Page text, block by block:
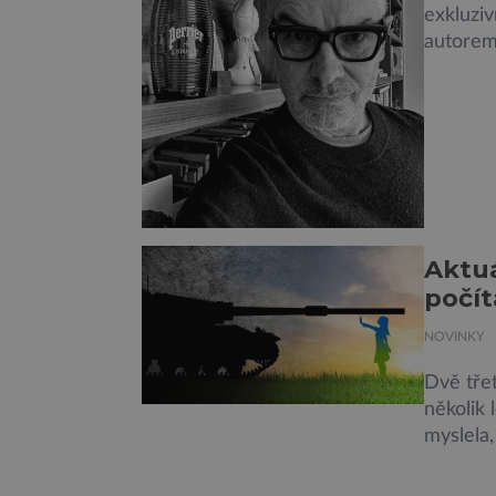
NOVINKY
Dvě
několik